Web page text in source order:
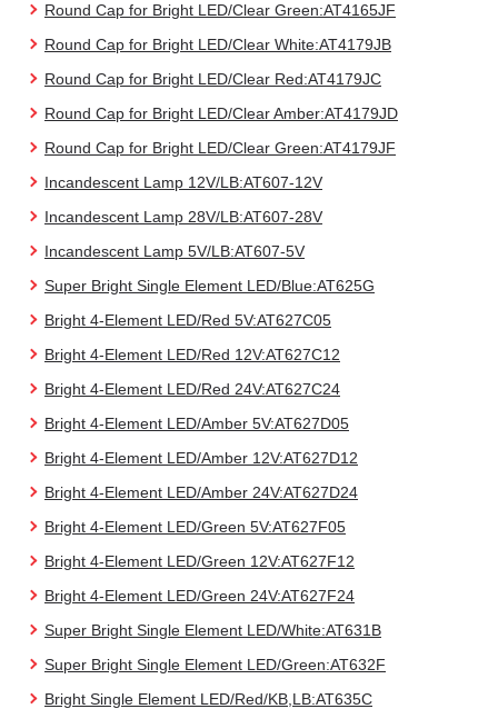
Round Cap for Bright LED/Clear Green:AT4165JF
Round Cap for Bright LED/Clear White:AT4179JB
Round Cap for Bright LED/Clear Red:AT4179JC
Round Cap for Bright LED/Clear Amber:AT4179JD
Round Cap for Bright LED/Clear Green:AT4179JF
Incandescent Lamp 12V/LB:AT607-12V
Incandescent Lamp 28V/LB:AT607-28V
Incandescent Lamp 5V/LB:AT607-5V
Super Bright Single Element LED/Blue:AT625G
Bright 4-Element LED/Red 5V:AT627C05
Bright 4-Element LED/Red 12V:AT627C12
Bright 4-Element LED/Red 24V:AT627C24
Bright 4-Element LED/Amber 5V:AT627D05
Bright 4-Element LED/Amber 12V:AT627D12
Bright 4-Element LED/Amber 24V:AT627D24
Bright 4-Element LED/Green 5V:AT627F05
Bright 4-Element LED/Green 12V:AT627F12
Bright 4-Element LED/Green 24V:AT627F24
Super Bright Single Element LED/White:AT631B
Super Bright Single Element LED/Green:AT632F
Bright Single Element LED/Red/KB,LB:AT635C